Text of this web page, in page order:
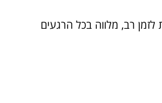
רב, מלווה בכל הרגעים